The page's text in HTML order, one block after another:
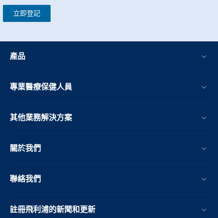
立即登記
產品
專業醫療保健人員
其他業務解決方案​
關於我們
聯絡我們
註冊飛利浦的新聞和更新